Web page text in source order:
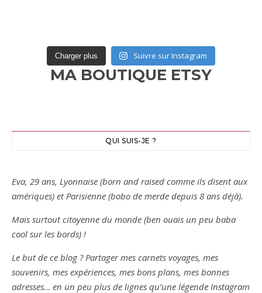
Charger plus Suivre sur Instagram
MA BOUTIQUE ETSY
QUI SUIS-JE ?
Eva, 29 ans, Lyonnaise (born and raised comme ils disent aux
amériques) et Parisienne (bobo de merde depuis 8 ans déjà).
Mais surtout citoyenne du monde (ben ouais un peu baba
cool sur les bords) !
Le but de ce blog ? Partager mes carnets voyages, mes
souvenirs, mes expériences, mes bons plans, mes bonnes
adresses… en un peu plus de lignes qu’une légende Instagram